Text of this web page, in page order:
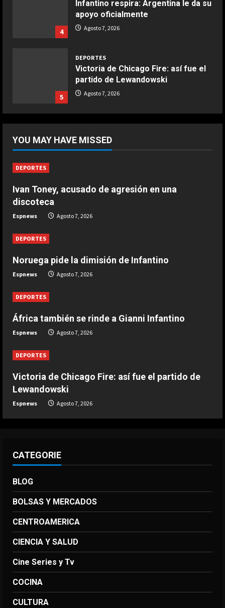
COCINA
Ternera guisada con senderuelas
5
Victoria de Chicago Fire: así fue el
partido de Lewandowski
Agosto 7, 2026
1
DEPORTES
África también se rinde a Gianni
Infantino
Agosto 7, 2026
DEPORTES
Infantino
DEPORTES
Infantino respira: Argentina le da su
apoyo oficialmente
DEPORTES
Victoria de Chicago Fire: así fue el
YOU MAY HAVE MISSED
DEPORTES
Ivan Toney, acusado de agresión en una
discoteca
Espnews Agosto 7, 2026
DEPORTES
Noruega pide la dimisión de Infantino
Espnews Agosto 7, 2026
DEPORTES
África también se rinde a Gianni Infantino
Espnews Agosto 7, 2026
DEPORTES
Victoria de Chicago Fire: así fue el partido de
Lewandowski
Espnews Agosto 7, 2026
CATEGORIE
BLOG
BOLSAS Y MERCADOS
CENTROAMERICA
CIENCIA Y SALUD
Cine Series y Tv
COCINA
CULTURA